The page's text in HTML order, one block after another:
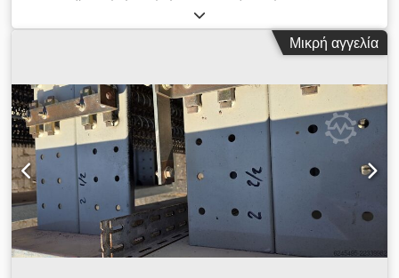
εναλλάκτες θερμότητας Dcjdovcxzaspfx Akbok
-Κατασκευαστής: AKG, ελαφρύ μεταλλικό ψυγείο λαδιού/αέρα
από κοχλιοφόρο συμπιεστή Boge VLED 30R-11A -Τύπος:
mm -Βάρος: 40 kg
Μικρή αγγελία